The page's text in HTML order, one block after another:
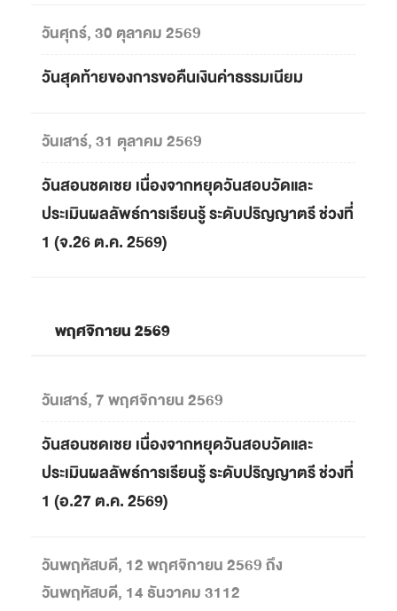
วันศุกร์, 30 ตุลาคม 2569
วันสุดท้ายของการขอคืนเงินค่าธรรมเนียม
วันเสาร์, 31 ตุลาคม 2569
วันสอนชดเชย เนื่องจากหยุดวันสอบวัดและ
ประเมินผลลัพธ์การเรียนรู้ ระดับปริญญาตรี ช่วงที่
1 (จ.26 ต.ค. 2569)
พฤศจิกายน 2569
วันเสาร์, 7 พฤศจิกายน 2569
วันสอนชดเชย เนื่องจากหยุดวันสอบวัดและ
ประเมินผลลัพธ์การเรียนรู้ ระดับปริญญาตรี ช่วงที่
1 (อ.27 ต.ค. 2569)
วันพฤหัสบดี, 12 พฤศจิกายน 2569 ถึง
วันพฤหัสบดี, 14 ธันวาคม 3112